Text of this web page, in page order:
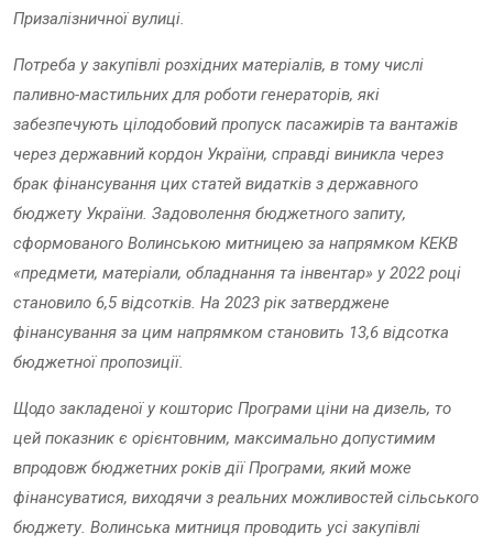
Призалізничної вулиці.
Потреба у закупівлі розхідних матеріалів, в тому числі
паливно-мастильних для роботи генераторів, які
забезпечують цілодобовий пропуск пасажирів та вантажів
через державний кордон України, справді виникла через
брак фінансування цих статей видатків з державного
бюджету України. Задоволення бюджетного запиту,
сформованого Волинською митницею за напрямком КЕКВ
«предмети, матеріали, обладнання та інвентар» у 2022 році
становило 6,5 відсотків. На 2023 рік затверджене
фінансування за цим напрямком становить 13,6 відсотка
бюджетної пропозиції.
Щодо закладеної у кошторис Програми ціни на дизель, то
цей показник є орієнтовним, максимально допустимим
впродовж бюджетних років дії Програми, який може
фінансуватися, виходячи з реальних можливостей сільського
бюджету. Волинська митниця проводить усі закупівлі